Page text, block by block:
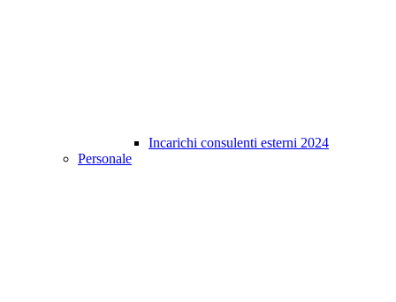
Incarichi consulenti esterni 2024
Personale